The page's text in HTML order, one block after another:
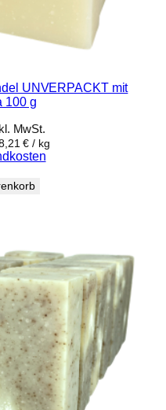
UNVERPACKT mit
100 g
MwSt.
€ / kg